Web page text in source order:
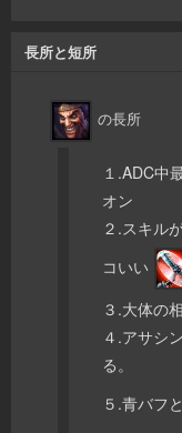
長所と短所
の長所
１.ADC中
オン
２.スキル
コいい
３.大体の
４.アサシ
る。
５.青バフ